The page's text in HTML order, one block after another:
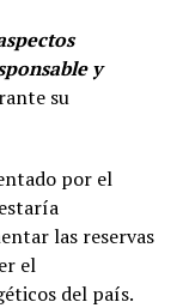
y
su
por el
las reservas
el
del país.